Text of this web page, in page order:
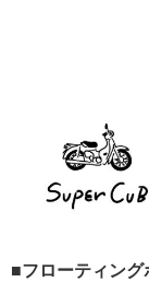
■フローティン